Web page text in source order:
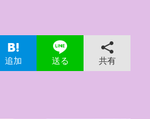
追加 送る 共有